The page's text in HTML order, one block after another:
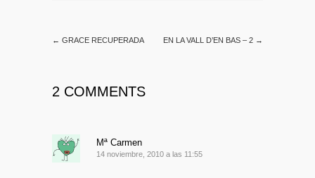
← GRACE RECUPERADA EN LA VALL D’EN BAS – 2 →
2 COMMENTS
Mª Carmen
14 noviembre, 2010 a las 11:55